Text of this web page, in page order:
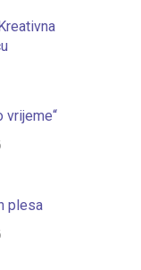
vrijeme“
plesa